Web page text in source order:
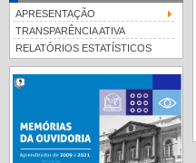
APRESENTAÇÃO
TRANSPARÊNCIA ATIVA
RELATÓRIOS ESTATÍSTICOS